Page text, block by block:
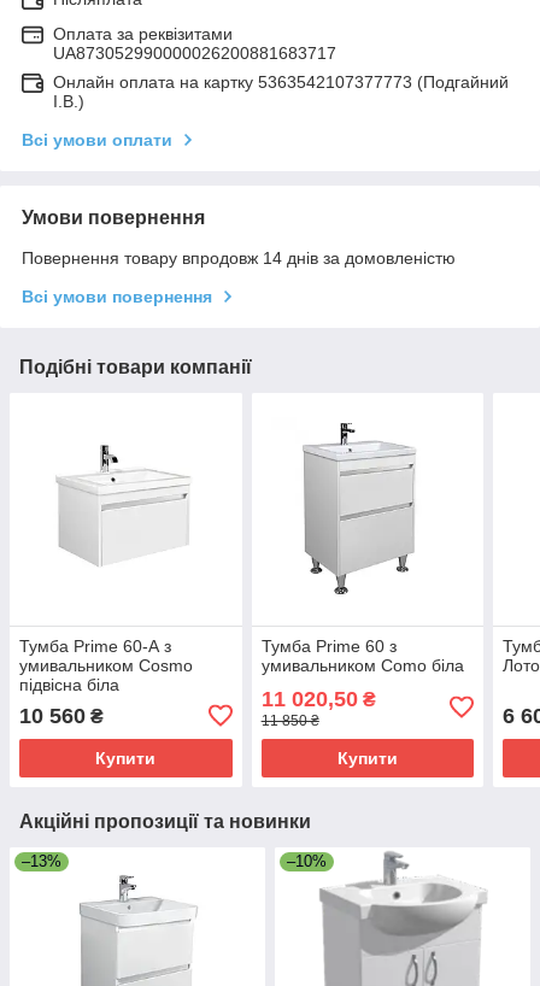
Оплата за реквізитами
UA873052990000026200881683717
Онлайн оплата на картку 5363542107377773 (Подгайний
І.В.)
Всі умови оплати
Умови повернення
Повернення товару впродовж 14 днів за домовленістю
Всі умови повернення
Подібні товари компанії
Тумба Prime 60-А з
умивальником Cosmo
підвісна біла
10 560 ₴
Купити
Тумба Prime 60 з
умивальником Como біла
11 020,50₴
11 850 ₴
Купити
6
Акційні пропозиції та новинки
–13% –10%